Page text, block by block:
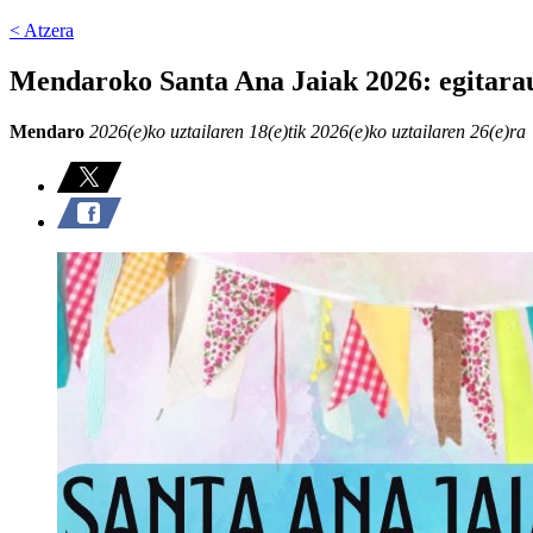
< Atzera
Mendaroko Santa Ana Jaiak 2026:
Mendaro 2026(e)ko uztailaren 18(e)tik 2026(e)ko uztailaren 26(e)ra